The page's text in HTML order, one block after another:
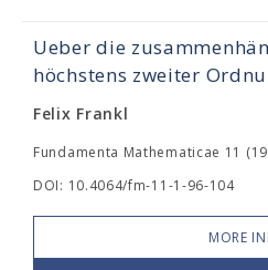
Ueber die
höchstens zweiter
Felix Frankl
Fundamenta Mathematicae 11
DOI: 10.4064/fm-11-1-96-104
MORE